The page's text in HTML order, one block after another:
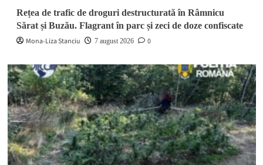
Rețea de trafic de droguri destructurată în Râmnicu
Sărat și Buzău. Flagrant în parc și zeci de doze confiscate
Mona-Liza Stanciu
7 august 2026 0